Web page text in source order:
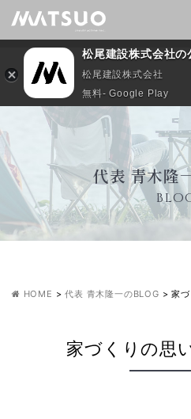
代表 青木隆
HOME >代表 青木隆一のBLOG >家
家づくりの思
松尾建設株式会社の
松尾建設株式会社
無料- Google Play